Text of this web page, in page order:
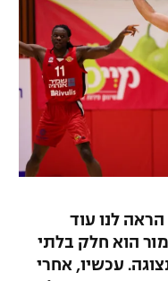
לנו עוד
הוא חלק בלתי
עכשיו, אחרי